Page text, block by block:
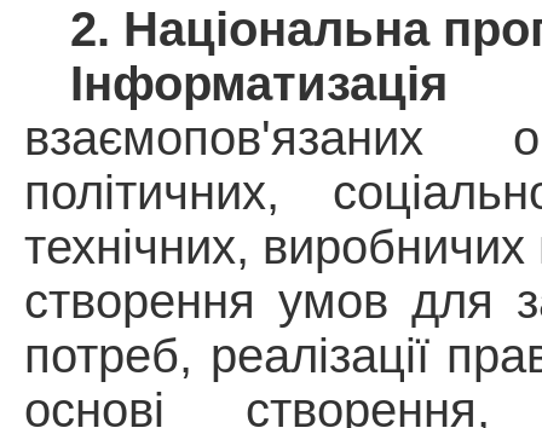
2. Національна
Інформатизація
взаємопов'язаних
політичних,
технічних,
створення умов для
потреб, реалізації
основі створення,